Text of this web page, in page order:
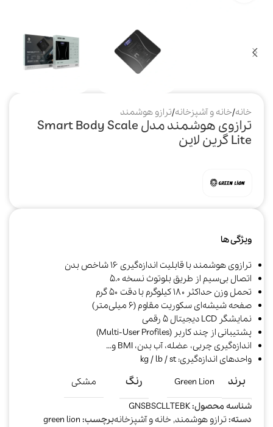
خانه/خانه و آشپزخانه/ترازو هوشمند
ترازوی هوشمند مدل Smart Body Scale
Lite گرین لاین
ویژگی ها
ترازوی هوشمند با قابلیت اندازه‌گیری ۱۶ شاخص بدن
اتصال بی‌سیم از طریق بلوتوث نسخه ۵.۰
تحمل وزن حداکثر ۱۸۰ کیلوگرم با دقت ۵۰ گرم
صفحه شیشه‌ای سکوریت مقاوم (۶ میلی‌متر)
نمایشگر LCD دیجیتال ۵ رقمی
پشتیبانی از چند کاربر (Multi-User Profiles)
اندازه‌گیری چربی، عضله، آب بدن، BMI و…
واحدهای اندازه‌گیری: kg / lb / st
برند Green Lion رنگ
مشکی
شناسه محصول:GNSBSCLLTEBK
دسته:ترازو هوشمند, خانه و آشپزخانهبرچسب: green lion